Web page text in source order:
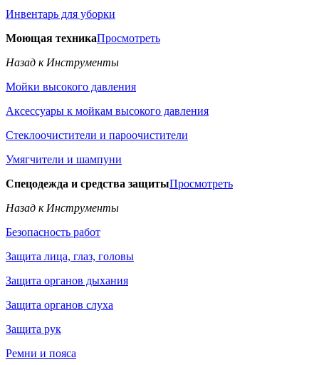
Инвентарь для уборки
Моющая техникаПросмотреть
Назад к Инструменты
Мойки высокого давления
Аксессуары к мойкам высокого давления
Стеклоочистители и пароочистители
Умягчители и шампуни
Спецодежда и средства защитыПросмотреть
Назад к Инструменты
Безопасность работ
Защита лица, глаз, головы
Защита органов дыхания
Защита органов слуха
Защита рук
Ремни и пояса